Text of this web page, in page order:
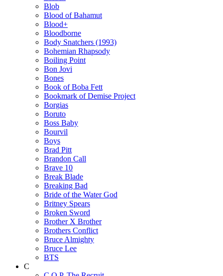
Blob
Blood of Bahamut
Blood+
Bloodborne
Body Snatchers (1993)
Bohemian Rhapsody
Boiling Point
Bon Jovi
Bones
Book of Boba Fett
Bookmark of Demise Project
Borgias
Boruto
Boss Baby
Bourvil
Boys
Brad Pitt
Brandon Call
Brave 10
Break Blade
Breaking Bad
Bride of the Water God
Britney Spears
Broken Sword
Brother X Brother
Brothers Conflict
Bruce Almighty
Bruce Lee
BTS
C